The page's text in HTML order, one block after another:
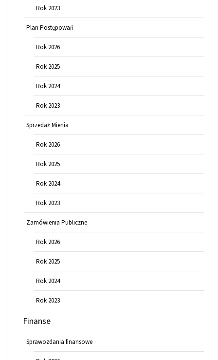
Rok 2023
Plan Postępowań
Rok 2026
Rok 2025
Rok 2024
Rok 2023
Sprzedaż Mienia
Rok 2026
Rok 2025
Rok 2024
Rok 2023
Zamówienia Publiczne
Rok 2026
Rok 2025
Rok 2024
Rok 2023
Finanse
Sprawozdania finansowe